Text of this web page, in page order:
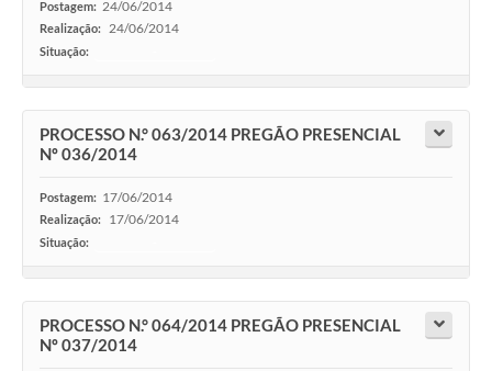
Postagem: 24/06/2014
Realização: 24/06/2014
Situação:
PROCESSO N.° 063/2014 PREGÃO PRESENCIAL
Nº 036/2014
Postagem: 17/06/2014
Realização: 17/06/2014
Situação:
PROCESSO N.° 064/2014 PREGÃO PRESENCIAL
Nº 037/2014